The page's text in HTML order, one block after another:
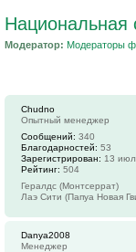
Национальная
Модератор: Модераторы
Chudno
Опытный менеджер
Сообщений: 340
Благодарностей: 53
Зарегистрирован: 13
Рейтинг: 504
Гералдс (Монтсеррат)
Лаэ Сити (Папуа Новая
Danya2008
Менеджер